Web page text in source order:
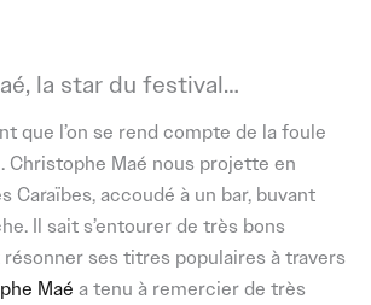
la star du festival…
que l’on se rend compte de la foule
Christophe Maé nous projette en
Caraïbes, accoudé à un bar, buvant
Il sait s’entourer de très bons
ses titres populaires à travers
Maé a tenu à remercier de très